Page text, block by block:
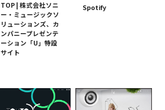
TOP | 株式会社ソニ
ー・ミュージックソ
リューションズ、カ
ンパニープレゼンテ
ーション「U」特設
サイト
Spotify